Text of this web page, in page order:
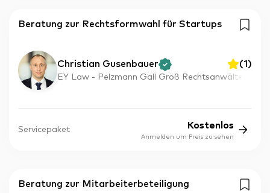
Beratung zur Rechtsformwahl für Startups
Christian Gusenbauer (1)
EY Law - Pelzmann Gall Größ Rechtsanwälte
Servicepaket Kostenlos
Anmelden um Preis zu sehen
Beratung zur Mitarbeiterbeteiligung